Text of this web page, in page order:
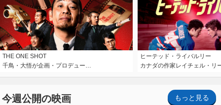
THE ONE SHOT
千鳥・大悟が企画・プロデュー…
ヒーテッド・ライバルリー
カナダの作家レイチェル・リ
今週公開の映画 もっと見る